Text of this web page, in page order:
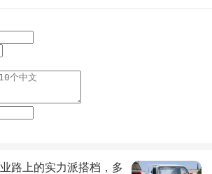
路上的实力派搭档，多